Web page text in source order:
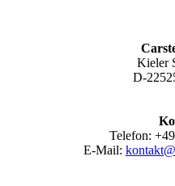
Kieler
D-
Telefon:
E-Mail: